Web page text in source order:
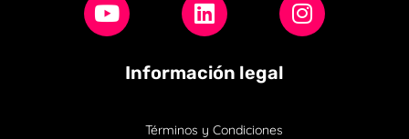
Información legal
Términos y Condiciones